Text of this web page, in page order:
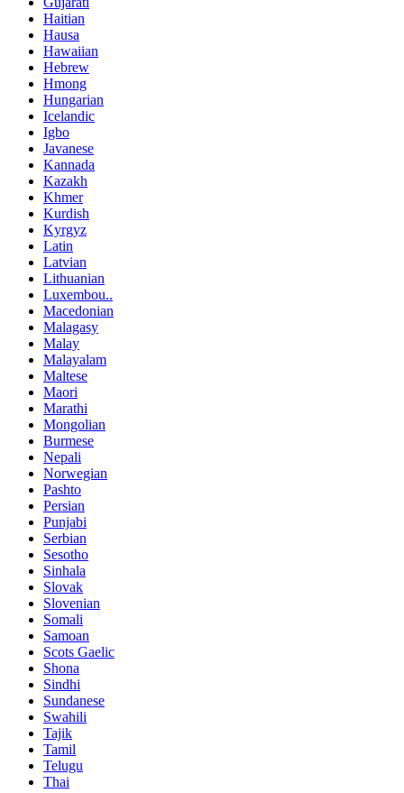
Haitian
Hausa
Hawaiian
Hebrew
Hmong
Hungarian
Icelandic
Igbo
Javanese
Kannada
Kazakh
Khmer
Kurdish
Kyrgyz
Latin
Latvian
Lithuanian
Luxembou..
Macedonian
Malagasy
Malay
Malayalam
Maltese
Maori
Marathi
Mongolian
Burmese
Nepali
Norwegian
Pashto
Persian
Punjabi
Serbian
Sesotho
Sinhala
Slovak
Slovenian
Somali
Samoan
Scots Gaelic
Shona
Sindhi
Sundanese
Swahili
Tajik
Tamil
Telugu
Thai